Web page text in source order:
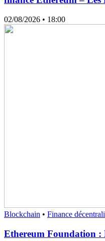
02/08/2026 • 18:00
Blockchain • Finance
Ethereum Foundation :